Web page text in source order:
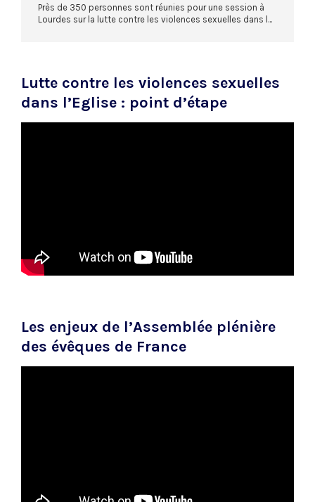
Près de 350 personnes sont réunies pour une session à
Lourdes sur la lutte contre les violences sexuelles dans l...
Lutte contre les violences sexuelles
dans l’Eglise : point d’étape
Les enjeux de l’Assemblée plénière
des évêques de France